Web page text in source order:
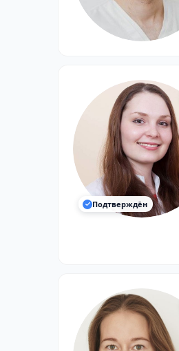
Подтверждён